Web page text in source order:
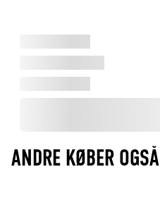
ANDRE KØBER OGSÅ